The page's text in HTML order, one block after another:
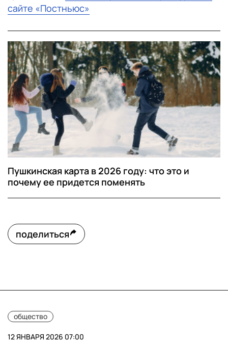
сайте «Постньюс»
Пушкинская карта в 2026 году: что это и
почему ее придется поменять
поделиться
общество
12 ЯНВАРЯ 2026 07:00